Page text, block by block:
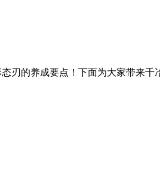
刃的养成要点！下面为大家带来千